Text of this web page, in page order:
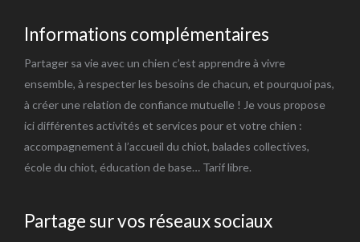
Informations complémentaires
Partager sa vie avec un chien c’est apprendre à vivre
ensemble, à respecter les besoins de chacun, et pourquoi pas,
à créer une relation de confiance mutuelle ! Je vous propose
ici différentes activités et services pour et votre chien :
accompagnement à l’accueil du chiot, balades collectives,
école du chiot, éducation de base… Tarif libre.
Partage sur vos réseaux sociaux